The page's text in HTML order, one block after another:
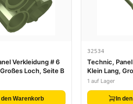
Verkleidung # 6
Loch, Seite B
den Warenkorb
32534
Technic,
Klein Lang,
1 auf Lager
In